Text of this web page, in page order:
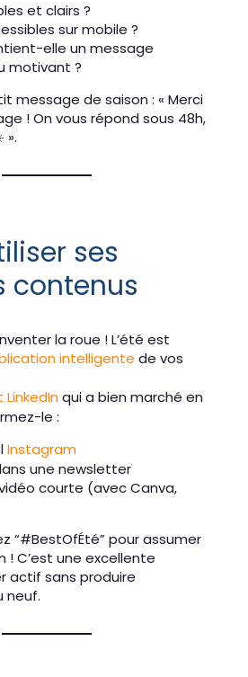
et clairs ?
sur mobile ?
elle un message
motivant ?
message de saison : « Merci
! On vous répond sous 48h,
».
ses
contenus
la roue ! L’été est
intelligente de vos
qui a bien marché en
le :
Instagram
une newsletter
courte (avec Canva,
“#BestOfÉté” pour assumer
! C’est une excellente
actif sans produire
neuf.